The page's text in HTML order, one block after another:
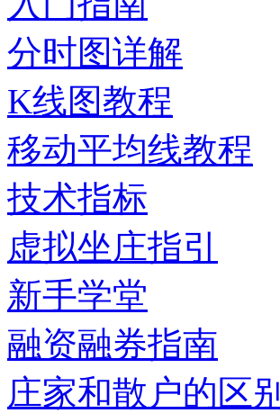
分时图详解
K线图教程
移动平均线教程
技术指标
虚拟坐庄指引
新手学堂
融资融券指南
庄家和散户的区别